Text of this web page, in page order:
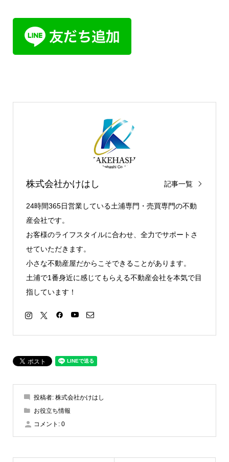
株式会社かけはし 記事一覧
24時間365日営業している土浦専門・売買専門の不動
産会社です。
お客様のライフスタイルに合わせ、全力でサポートさ
せていただきます。
小さな不動産屋だからこそできることがあります。
土浦で1番身近に感じてもらえる不動産会社を本気で目
指しています！
投稿者: 株式会社かけはし
お役立ち情報
コメント: 0